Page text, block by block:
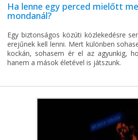
Ha lenne egy perced mielőtt
mondanál?
Egy biztonságos közúti közlekedésre
erejűnek kell lenni. Mert különben
kockán, sohasem ér el az agyunkig,
hanem a mások életével is játszunk.